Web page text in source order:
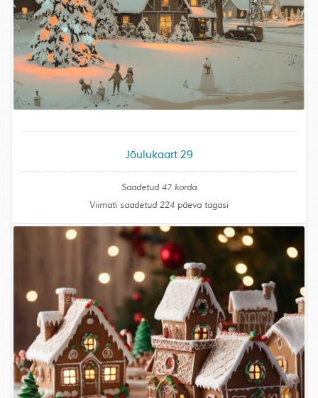
Jõulukaart 29
Saadetud 47 korda
Viimati saadetud 224 päeva tagasi